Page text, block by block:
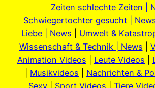
Zeiten schlechte Zeiten |
Schwiegertochter gesucht |
Liebe | News
Umwelt &
Wissenschaft & Technik | News
Animation Videos
Leute Videos
Musikvideos Nachrichten &